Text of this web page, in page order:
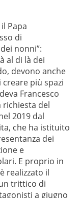
Papa
di
nonni”:
al di là dei
devono anche
più spazi
Francesco
richiesta del
2019 dal
che ha istituito
dei
e
E proprio in
realizzato il
trittico di
a giugno